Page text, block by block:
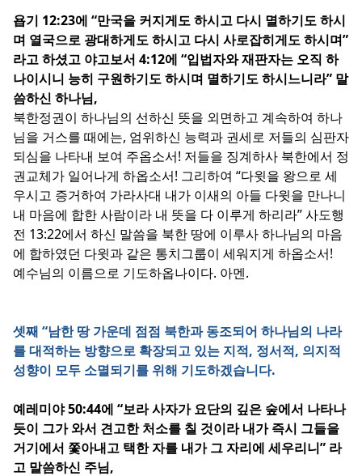
욥기 12:23에 “만국을 커지게도 하시고 다시 멸하기도 하시
며 열국으로 광대하게도 하시고 다시 사로잡히게도 하시며”
라고 하셨고 야고보서 4:12에 “입법자와 재판자는 오직 하
나이시니 능히 구원하기도 하시며 멸하기도 하시느니라” 말
씀하신 하나님,
북한정권이 하나님의 선하신 뜻을 외면하고 계속하여 하나
님을 거스를 때에는, 엄위하신 능력과 권세로 저들의 심판자
되심을 나타내 보여 주옵소서! 저들을 징계하사 북한에서 정
권교체가 일어나게 하옵소서! 그리하여 “다윗을 왕으로 세
우시고 증거하여 가라사대 내가 이새의 아들 다윗을 만나니
내 마음에 합한 사람이라 내 뜻을 다 이루게 하리라” 사도행
전 13:22에서 하신 말씀을 북한 땅에 이루사 하나님의 마음
에 합하였던 다윗과 같은 통치그룹이 세워지게 하옵소서!
예수님의 이름으로 기도하옵나이다. 아멘.
셋째 “남한 땅 가운데 점점 북한과 동조되어 하나님의 나라
를 대적하는 방향으로 확장되고 있는 지적, 정서적, 의지적
성향이 모두 소멸되기를 위해 기도하겠습니다.
예레미야 50:44에 “보라 사자가 요단의 깊은 숲에서 나타나
듯이 그가 와서 견고한 처소를 칠 것이라 내가 즉시 그들을
거기에서 쫓아내고 택한 자를 내가 그 자리에 세우리니” 라
고 말씀하신 주님,